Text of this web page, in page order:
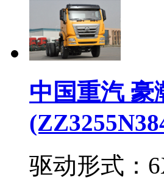
中国重汽 豪
驱动形式：